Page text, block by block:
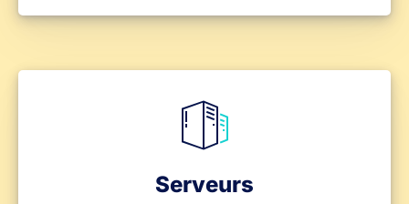
Serveurs